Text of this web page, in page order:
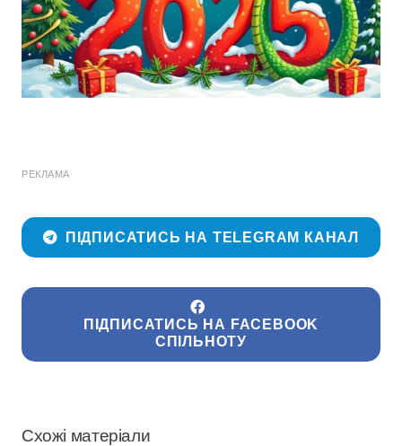
РЕКЛАМА
ПІДПИСАТИСЬ НА TELEGRAM КАНАЛ
ПІДПИСАТИСЬ НА FACEBOOK
СПІЛЬНОТУ
Схожі матеріали